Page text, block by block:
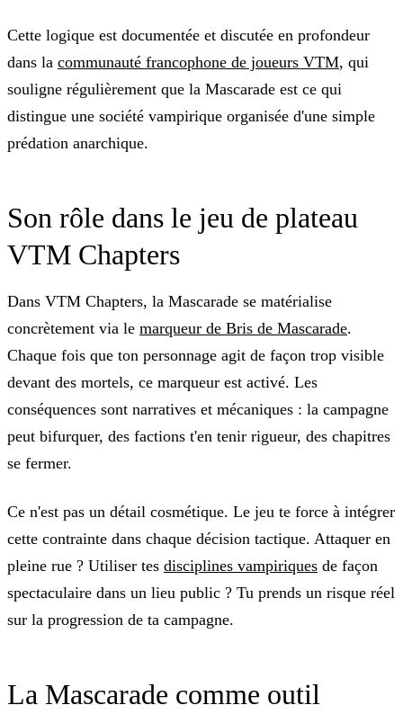
Cette logique est documentée et discutée en profondeur
dans la communauté francophone de joueurs VTM, qui
souligne régulièrement que la Mascarade est ce qui
distingue une société vampirique organisée d'une simple
prédation anarchique.
Son rôle dans le jeu de plateau
VTM Chapters
Dans VTM Chapters, la Mascarade se matérialise
concrètement via le marqueur de Bris de Mascarade.
Chaque fois que ton personnage agit de façon trop visible
devant des mortels, ce marqueur est activé. Les
conséquences sont narratives et mécaniques : la campagne
peut bifurquer, des factions t'en tenir rigueur, des chapitres
se fermer.
Ce n'est pas un détail cosmétique. Le jeu te force à intégrer
cette contrainte dans chaque décision tactique. Attaquer en
pleine rue ? Utiliser tes disciplines vampiriques de façon
spectaculaire dans un lieu public ? Tu prends un risque réel
sur la progression de ta campagne.
La Mascarade comme outil